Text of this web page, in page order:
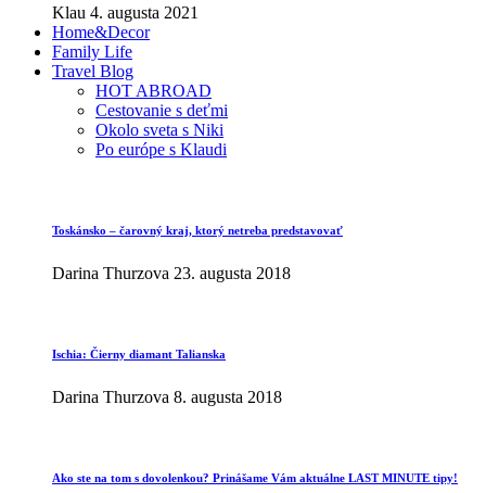
Klau 4. augusta 2021
Home&Decor
Family Life
Travel Blog
HOT ABROAD
Cestovanie s deťmi
Okolo sveta s Niki
Po európe s Klaudi
Toskánsko – čarovný kraj, ktorý netreba predstavovať
Darina Thurzova 23. augusta 2018
Ischia: Čierny diamant Talianska
Darina Thurzova 8. augusta 2018
Ako ste na tom s dovolenkou? Prinášame Vám aktuálne LAST MINUTE tipy!